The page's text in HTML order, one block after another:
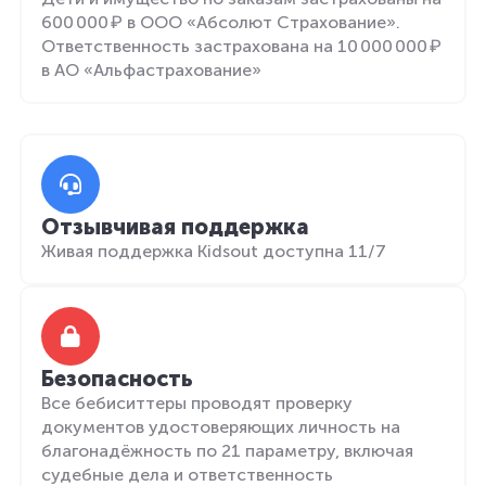
600 000 ₽ в ООО «Абсолют Страхование».
Ответственность застрахована на 10 000 000 ₽
в АО «Альфастрахование»
Отзывчивая поддержка
Живая поддержка Kidsout доступна 11/7
Безопасность
Все бебиситтеры проводят проверку
документов удостоверяющих личность на
благонадёжность по 21 параметру, включая
судебные дела и ответственность